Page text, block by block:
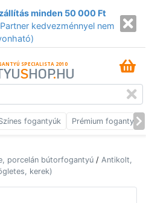
minden 50 000 Ft
kedvezménnyel nem
SPECIALISTA 2010
SHOP.HU
fogantyúk Prémium fogantyúk
porcelán bútorfogantyú / Antikolt,
kerek)